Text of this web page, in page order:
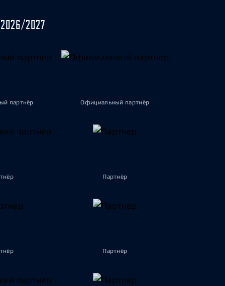
2027
партнёр Официальный партнёр
Партнёр
Партнёр